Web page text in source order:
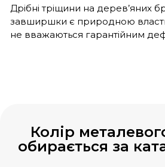
Дрібні тріщини на дерев’яних
завширшки є природною
не вважаються гарантійним
Колір
обирається за